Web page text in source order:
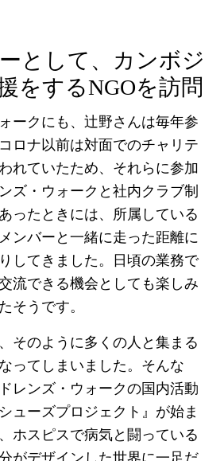
として、カンボジ
をするNGOを訪問
ークにも、辻野さんは毎年参
ロナ以前は対面でのチャリテ
れていたため、それらに参加
ズ・ウォークと社内クラブ制
ったときには、所属している
ンバーと一緒に走った距離に
してきました。日頃の業務で
流できる機会としても楽しみ
そうです。
そのように多くの人と集まる
ってしまいました。そんな
レンズ・ウォークの国内活動
ューズプロジェクト』が始ま
ホスピスで病気と闘っている
がデザインした世界に一足だ